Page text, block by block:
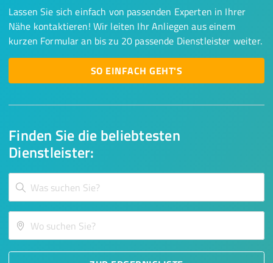
Finden Sie die beliebtesten
Dienstleister:
Lassen Sie sich einfach von passenden Experten in Ihrer
Nähe kontaktieren! Wir leiten Ihr Anliegen aus einem
kurzen Formular an bis zu 20 passende Dienstleister weiter.
SO EINFACH GEHT'S